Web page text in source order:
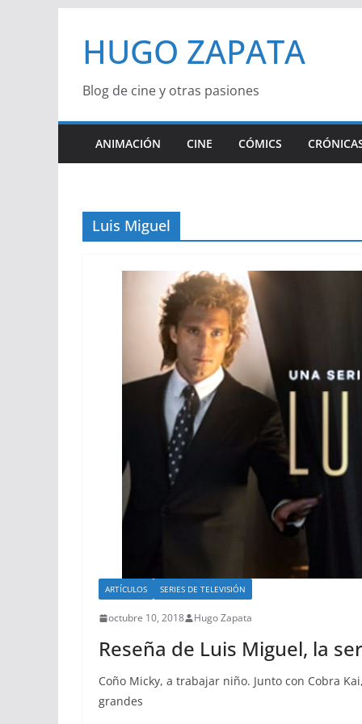
contenido
HUGO ZAPATA
Blog de cine y otras pasiones
ANIMACIÓN CINE CÓMICS
Luis Miguel
ARTÍCULOS SERIES DE TELEVISIÓN
octubre 10, 2018 Hugo Zapata
Reseña de Luis Miguel, la
Coño Micky, a trabajar niño. Junto con Cobra
grandes